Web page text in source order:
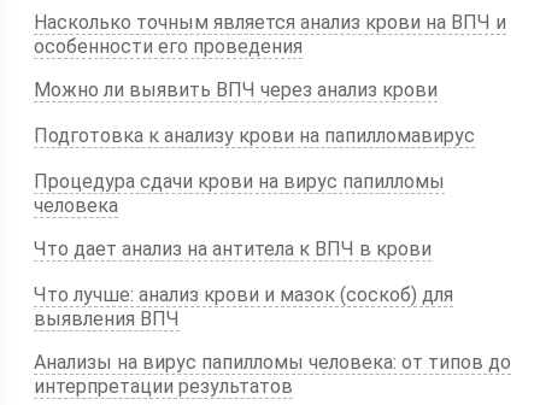
Насколько точным является анализ крови на ВПЧ и
особенности его проведения
Можно ли выявить ВПЧ через анализ крови
Подготовка к анализу крови на папилломавирус
Процедура сдачи крови на вирус папилломы
человека
Что дает анализ на антитела к ВПЧ в крови
Что лучше: анализ крови и мазок (соскоб) для
выявления ВПЧ
Анализы на вирус папилломы человека: от типов до
интерпретации результатов